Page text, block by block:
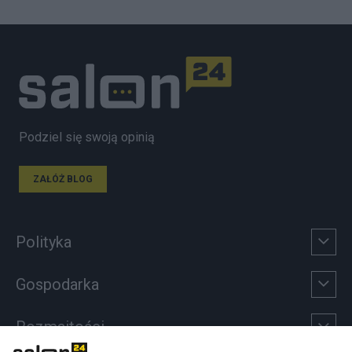
Podziel się swoją opinią
ZAŁÓŻ BLOG
Polityka
Gospodarka
Rozmaitości